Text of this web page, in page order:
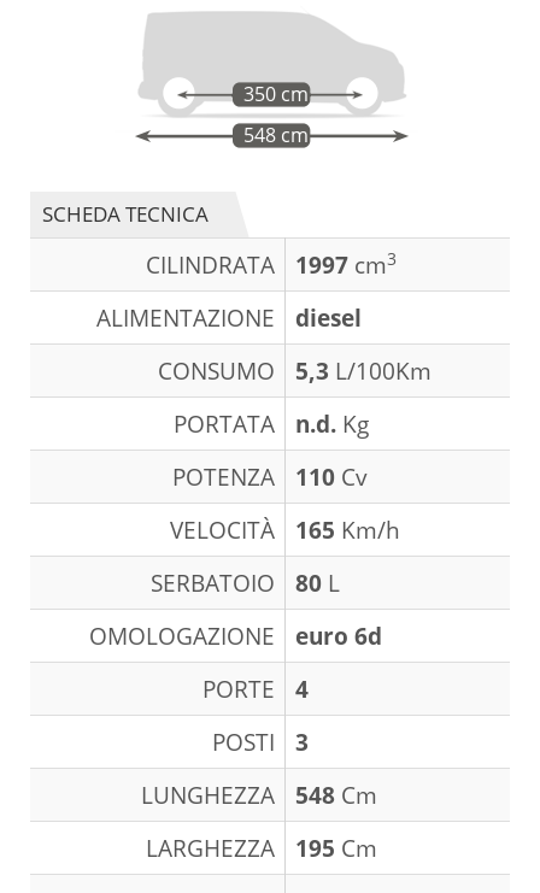
548 cm
350 cm
SCHEDA TECNICA
CILINDRATA 1997 cm3
ALIMENTAZIONE
diesel
CONSUMO
5,3 L/100Km
PORTATA
n.d. Kg
POTENZA
110 Cv
VELOCITÀ
165 Km/h
SERBATOIO
80 L
OMOLOGAZIONE
euro 6d
PORTE
4
POSTI
3
LUNGHEZZA
548 Cm
LARGHEZZA
195 Cm